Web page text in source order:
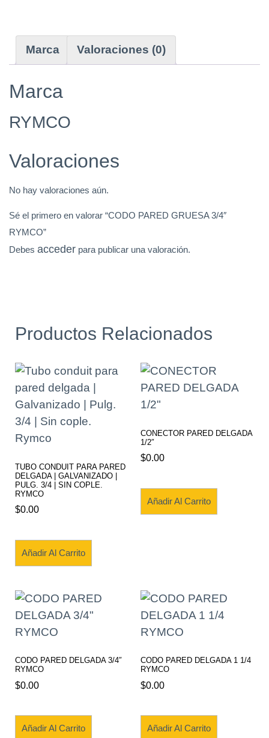
Marca Valoraciones (0)
Marca
RYMCO
Valoraciones
No hay valoraciones aún.
Sé el primero en valorar “CODO PARED GRUESA 3/4″
RYMCO”
Debes acceder para publicar una valoración.
Productos Relacionados
TUBO CONDUIT PARA PARED
DELGADA | GALVANIZADO |
PULG. 3/4 | SIN COPLE.
RYMCO
$0.00
Añadir Al Carrito
CONECTOR PARED DELGADA
1/2″
$0.00
Añadir Al Carrito
CODO PARED DELGADA 3/4″
RYMCO
$0.00
Añadir Al Carrito
CODO PARED DELGADA 1 1/4
RYMCO
$0.00
Añadir Al Carrito